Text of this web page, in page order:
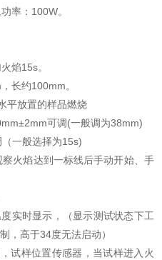
率：100W。
焰15s。
长约100mm。
平放置的样品燃烧
可调(一般调为38mm)
一般选择为15s)
火焰达到一标线后手动开始、手
实时显示，（显示测试状态下工
，高于34度无法启动）
试样位置传感器，当试样进入火